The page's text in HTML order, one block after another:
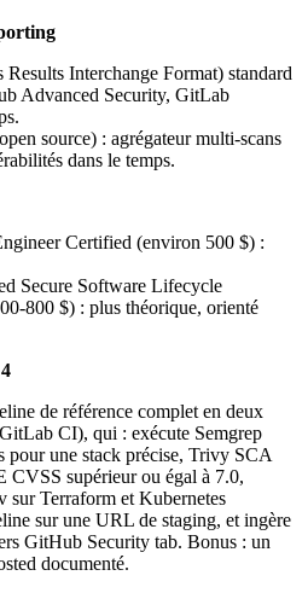
Interchange Format) standard
Advanced Security, GitLab
source) : agrégateur multi-scans
dans le temps.
Certified (environ 500 $) :
Secure Software Lifecycle
800 $) : plus théorique, orienté
de référence complet en deux
CI), qui : exécute Semgrep
pour une stack précise, Trivy SCA
supérieur ou égal à 7.0,
sur Terraform et Kubernetes
sur une URL de staging, et ingère
GitHub Security tab. Bonus : un
documenté.